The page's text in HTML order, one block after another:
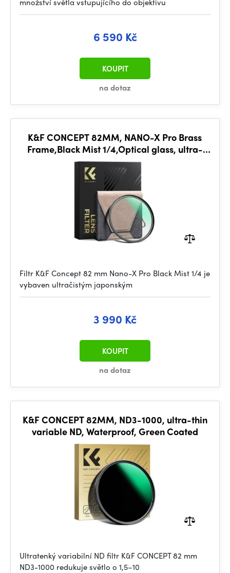
6 590 Kč
na dotaz
KOUPIT
K&F CONCEPT 82MM, NANO-X Pro Brass
Frame,Black Mist 1/4,Optical glass, ultra-
clear, coated with ultr
Filtr K&F Concept 82 mm Nano-X Pro Black Mist 1/4 je
vybaven ultračistým japonským
3 990 Kč
na dotaz
KOUPIT
K&F CONCEPT 82MM, ND3-1000, ultra-thin
variable ND, Waterproof, Green Coated
Ultratenký variabilní ND filtr K&F CONCEPT 82 mm
ND3-1000 redukuje světlo o 1,5–10